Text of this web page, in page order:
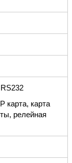
карта, карта
релейная